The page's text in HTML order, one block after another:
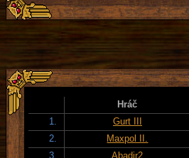
Hráč
1.
Gurt III
2.
Maxpol II.
3.
Abadir2